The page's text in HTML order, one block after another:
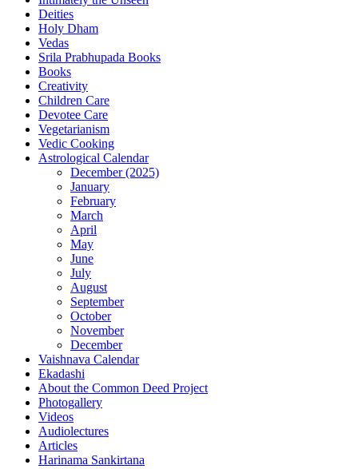
Deities
Holy Dham
Vedas
Srila Prabhupada Books
Books
Creativity
Children Care
Devotee Care
Vegetarianism
Vedic Cooking
Astrological Calendar
December (2025)
January
February
March
April
May
June
July
August
September
October
November
December
Vaishnava Calendar
Ekadashi
About the Common Deed Project
Photogallery
Videos
Audiolectures
Articles
Harinama Sankirtana